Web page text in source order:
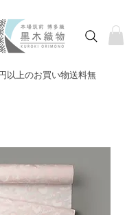
上のお買い物送料無